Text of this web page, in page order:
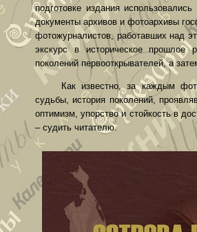
подготовке издания
документы архивов и фотоархивы
фотожурналистов, работавших над
экскурс в историческое прошлое
поколений первооткрывателей, а
Как известно, за каждым
судьбы, история поколений,
оптимизм, упорство и стойкость в
– судить читателю.